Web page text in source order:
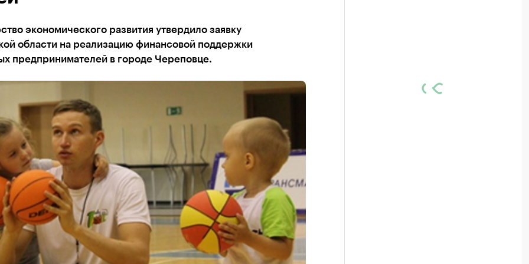
экономического развития утвердило заявку
области на реализацию финансовой поддержки
предпринимателей в городе Череповце.